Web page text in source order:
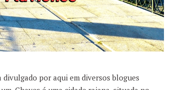
por aqui em diversos blogues